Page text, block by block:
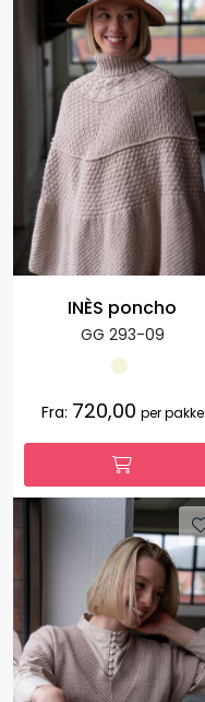
INÈS poncho
GG 293-09
Fra: 720,00 per pakke